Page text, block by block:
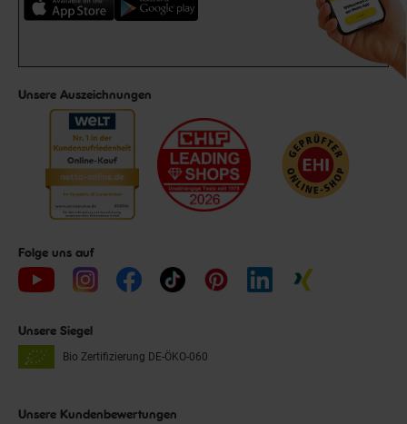
Unsere Auszeichnungen
Folge uns auf
Unsere Siegel
Bio Zertifizierung DE-ÖKO-060
Unsere Kundenbewertungen